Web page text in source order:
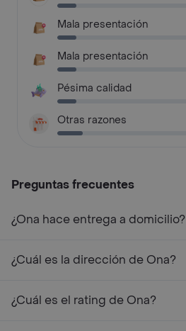
Mala presentación
Mala presentación
Pésima calidad
Otras razones
Preguntas frecuentes
¿Ona hace entrega a domicilio?
¿Cuál es la dirección de Ona?
¿Cuál es el rating de Ona?